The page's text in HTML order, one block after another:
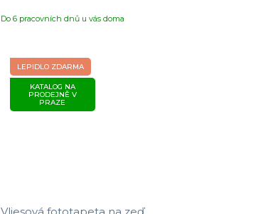
Do 6 pracovních dnů u vás doma
LEPIDLO ZDARMA
KATALOG NA
PRODEJNĚ V
PRAZE